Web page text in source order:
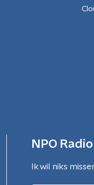
NPO
Ik wil niks